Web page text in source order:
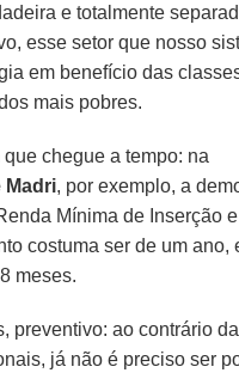
e totalmente
esse setor que nosso
em benefício das
mais pobres.
chegue a tempo: na
Madri, por exemplo, a
Mínima de Inserção
costuma ser de um ano,
meses.
preventivo: ao contrário
já não é preciso ser